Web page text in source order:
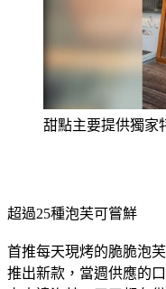
甜點主要提供獨家
超過25種泡芙可嘗鮮
首推每天現烤的脆脆泡
推出新款，當週供應的